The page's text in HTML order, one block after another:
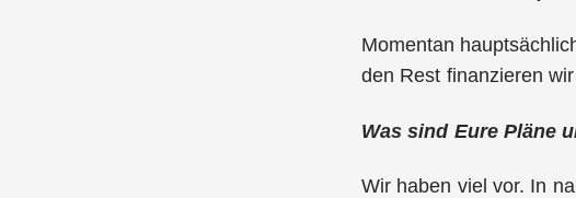
Momentan
den Rest finanzieren
Was sind Eure Pläne
Wir haben viel vor. In